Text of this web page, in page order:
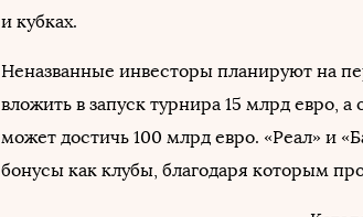
и кубках.
Неназванные инвесторы планируют на
вложить в запуск турнира 15 млрд евро,
может достичь 100 млрд евро. «Реал» и
бонусы как клубы, благодаря которым